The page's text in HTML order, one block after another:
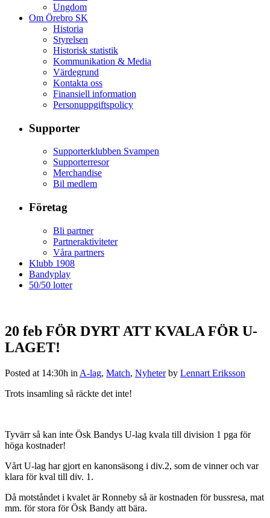
Ungdom
Om Örebro SK
Historia
Styrelsen
Historisk statistik
Kommunikation & Media
Värdegrund
Kontakta oss
Finansiell information
Personuppgiftspolicy
Supporter
Supporterklubben Svampen
Supporterresor
Merchandise
Bil medlem
Företag
Bli partner
Partneraktiviteter
Våra partners
Klubb 1908
Bandyplay
50/50 lotter
20 feb FÖR DYRT ATT KVALA FÖR U-
LAGET!
Posted at 14:30h in A-lag, Match, Nyheter by Lennart Eriksson
Trots insamling så räckte det inte!
Tyvärr så kan inte Ösk Bandys U-lag kvala till division 1 pga för
höga kostnader!
Vårt U-lag har gjort en kanonsäsong i div.2, som de vinner och var
klara för kval till div. 1.
Då motståndet i kvalet är Ronneby så är kostnaden för bussresa, mat
mm. för stora för Ösk Bandy att bära.